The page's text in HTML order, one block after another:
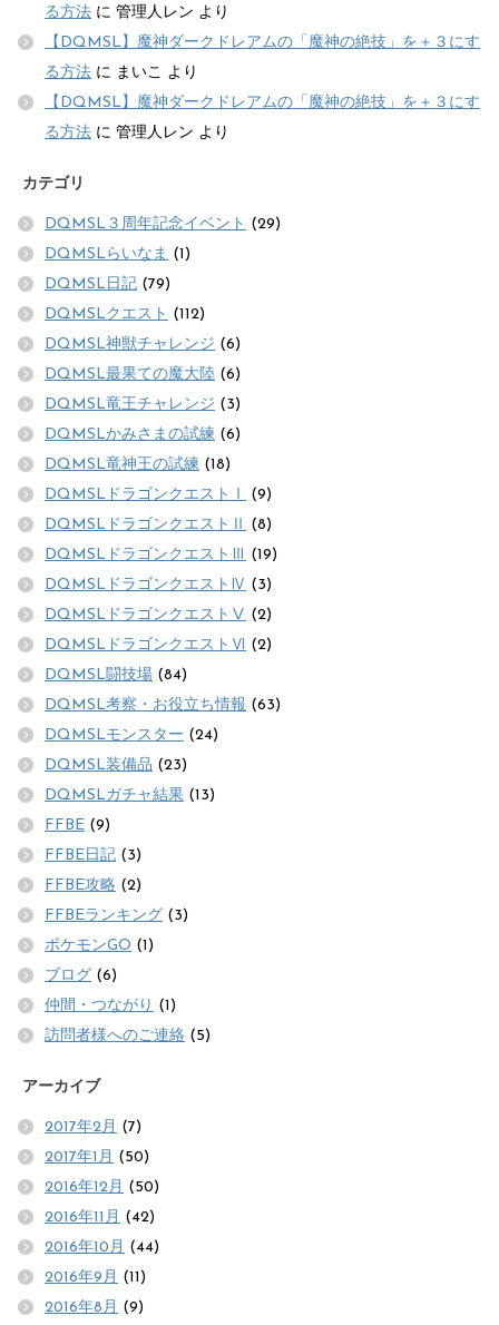
る方法 に 管理人レン より
【DQMSL】魔神ダークドレアムの「魔神の絶技」を＋３にす
る方法 に まいこ より
【DQMSL】魔神ダークドレアムの「魔神の絶技」を＋３にす
る方法 に 管理人レン より
カテゴリ
DQMSL３周年記念イベント (29)
DQMSLらいなま (1)
DQMSL日記 (79)
DQMSLクエスト (112)
DQMSL神獣チャレンジ (6)
DQMSL最果ての魔大陸 (6)
DQMSL竜王チャレンジ (3)
DQMSLかみさまの試練 (6)
DQMSL竜神王の試練 (18)
DQMSLドラゴンクエストⅠ
(9)
DQMSLドラゴンクエストⅡ
(8)
DQMSLドラゴンクエストⅢ
(19)
DQMSLドラゴンクエストⅣ (3)
DQMSLドラゴンクエストⅤ (2)
DQMSLドラゴンクエストⅥ (2)
DQMSL闘技場 (84)
DQMSL考察・お役立ち情報 (63)
DQMSLモンスター (24)
DQMSL装備品 (23)
DQMSLガチャ結果 (13)
FFBE (9)
FFBE日記 (3)
FFBE攻略 (2)
FFBEランキング (3)
ポケモンGO (1)
ブログ (6)
仲間・つながり (1)
訪問者様へのご連絡 (5)
アーカイブ
2017年2月 (7)
2017年1月 (50)
2016年12月 (50)
2016年11月 (42)
2016年10月 (44)
2016年9月 (11)
2016年8月 (9)